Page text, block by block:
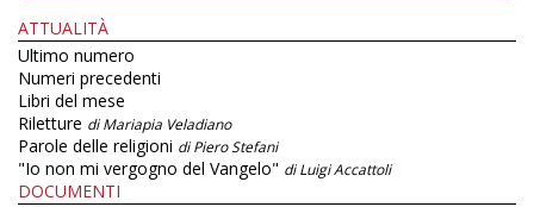
ATTUALITÀ
Ultimo numero
Numeri precedenti
Libri del mese
Riletture di Mariapia Veladiano
Parole delle religioni di Piero Stefani
"Io non mi vergogno del Vangelo" di Luigi Accattoli
DOCUMENTI